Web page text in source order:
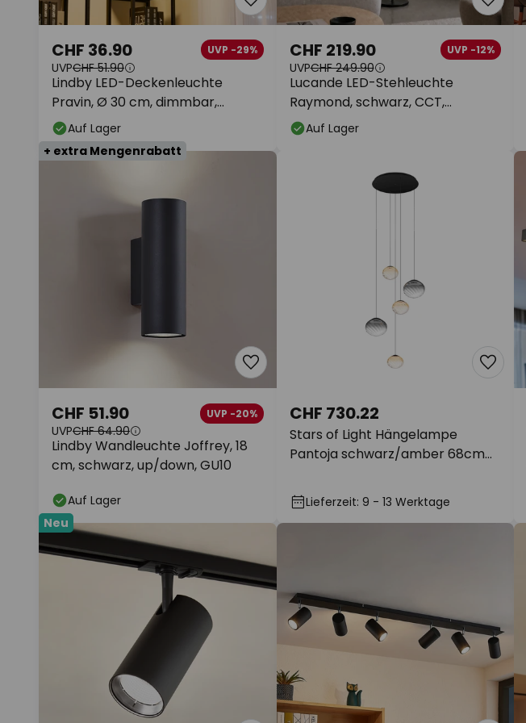
Lindby LED-Deckenleuchte
Pravin, Ø 30 cm, dimmbar,
schwarz
CHF 36.90 UVP -29%
UVPCHF 51.90
Auf Lager
Lucande LED-Stehleuchte
Raymond, schwarz, CCT,
dimmbar
CHF 219.90 UVP -12%
UVPCHF 249.90
Auf Lager
+ extra Mengenrabatt
Lindby Wandleuchte Joffrey, 18
cm, schwarz, up/down, GU10
CHF 51.90 UVP -20%
UVPCHF 64.90
Auf Lager
Stars of Light Hängelampe
Pantoja schwarz/amber 68cm
CHF 730.22
Lieferzeit: 9 - 13 Werktage
Neu